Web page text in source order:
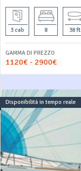
3 cab 8 38 ft
GAMMA DI PREZZO
1120€ - 2900€
Disponibilità in tempo reale